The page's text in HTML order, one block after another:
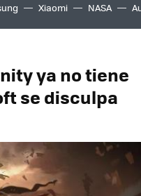
Xiaomi NASA
ya no tiene
se disculpa